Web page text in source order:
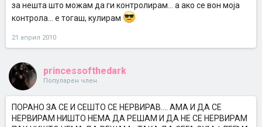
за нешта што можам да ги контролирам... а ако се вон моја
контрола... е тогаш, кулирам
21 април 2010
princessofthedark
Популарен член
ПОРАНО ЗА СЕ И СЕШТО СЕ НЕРВИРАВ.... АМА И ДА СЕ
НЕРВИРАМ НИШТО НЕМА ДА РЕШАМ И ДА НЕ СЕ НЕРВИРАМ